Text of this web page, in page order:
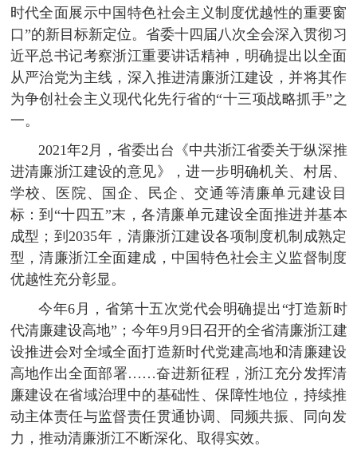
时代全面展示中国特色社会主义制度优越性的重要窗
口”的新目标新定位。省委十四届八次全会深入贯彻习
近平总书记考察浙江重要讲话精神，明确提出以全面
从严治党为主线，深入推进清廉浙江建设，并将其作
为争创社会主义现代化先行省的“十三项战略抓手”之
一。
2021年2月，省委出台《中共浙江省委关于纵深推
进清廉浙江建设的意见》，进一步明确机关、村居、
学校、医院、国企、民企、交通等清廉单元建设目
标：到“十四五”末，各清廉单元建设全面推进并基本
成型；到2035年，清廉浙江建设各项制度机制成熟定
型，清廉浙江全面建成，中国特色社会主义监督制度
优越性充分彰显。
今年6月，省第十五次党代会明确提出“打造新时
代清廉建设高地”；今年9月9日召开的全省清廉浙江建
设推进会对全域全面打造新时代党建高地和清廉建设
高地作出全面部署……奋进新征程，浙江充分发挥清
廉建设在省域治理中的基础性、保障性地位，持续推
动主体责任与监督责任贯通协调、同频共振、同向发
力，推动清廉浙江不断深化、取得实效。